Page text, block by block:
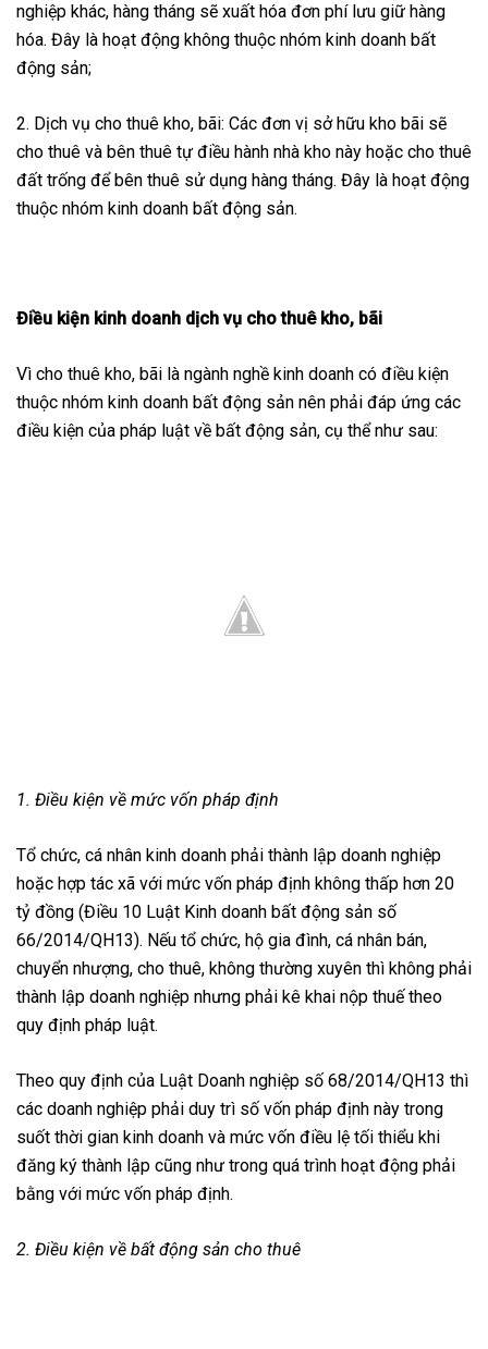
nghiệp khác, hàng tháng sẽ xuất hóa đơn phí lưu giữ hàng
hóa. Đây là hoạt động không thuộc nhóm kinh doanh bất
động sản;
2. Dịch vụ cho thuê kho, bãi: Các đơn vị sở hữu kho bãi sẽ
cho thuê và bên thuê tự điều hành nhà kho này hoặc cho thuê
đất trống để bên thuê sử dụng hàng tháng. Đây là hoạt động
thuộc nhóm kinh doanh bất động sản.
Điều kiện kinh doanh dịch vụ cho thuê kho, bãi
Vì cho thuê kho, bãi là ngành nghề kinh doanh có điều kiện
thuộc nhóm kinh doanh bất động sản nên phải đáp ứng các
điều kiện của pháp luật về bất động sản, cụ thể như sau:
1. Điều kiện về mức vốn pháp định
Tổ chức, cá nhân kinh doanh phải thành lập doanh nghiệp
hoặc hợp tác xã với mức vốn pháp định không thấp hơn 20
tỷ đồng (Điều 10 Luật Kinh doanh bất động sản số
66/2014/QH13). Nếu tổ chức, hộ gia đình, cá nhân bán,
chuyển nhượng, cho thuê, không thường xuyên thì không phải
thành lập doanh nghiệp nhưng phải kê khai nộp thuế theo
quy định pháp luật.
Theo quy định của Luật Doanh nghiệp số 68/2014/QH13 thì
các doanh nghiệp phải duy trì số vốn pháp định này trong
suốt thời gian kinh doanh và mức vốn điều lệ tối thiểu khi
đăng ký thành lập cũng như trong quá trình hoạt động phải
bằng với mức vốn pháp định.
2. Điều kiện về bất động sản cho thuê